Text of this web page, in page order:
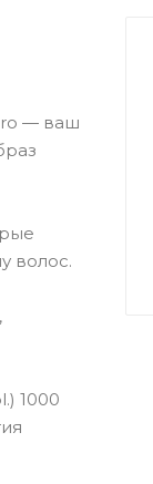
— ваш
волос.
1000